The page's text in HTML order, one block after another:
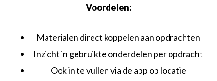
Voordelen:
Materialen direct koppelen aan opdrachten
Inzicht in gebruikte onderdelen per opdracht
Ook in te vullen via de app op locatie